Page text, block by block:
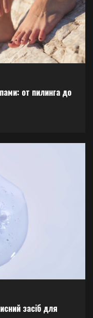
от пилинга до
засіб для